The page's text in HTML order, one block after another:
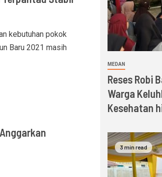
kebutuhan pokok
Baru 2021 masih
MEDAN
Reses Robi
Warga
Kesehatan
3 min read